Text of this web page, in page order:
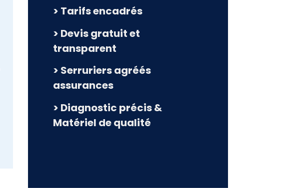
> Tarifs encadrés
> Devis gratuit et
transparent
> Serruriers agréés
assurances
> Diagnostic précis &
Matériel de qualité